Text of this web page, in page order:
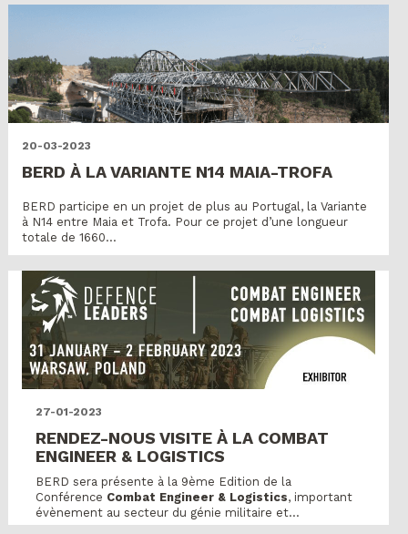
20-03-2023
BERD À LA VARIANTE N14 MAIA-TROFA
BERD participe en un projet de plus au Portugal, la Variante
à N14 entre Maia et Trofa. Pour ce projet d’une longueur
totale de 1660...
27-01-2023
RENDEZ-NOUS VISITE À LA COMBAT
ENGINEER & LOGISTICS
BERD sera présente à la 9ème Edition de la
Conférence Combat Engineer & Logistics, important
évènement au secteur du génie militaire et...